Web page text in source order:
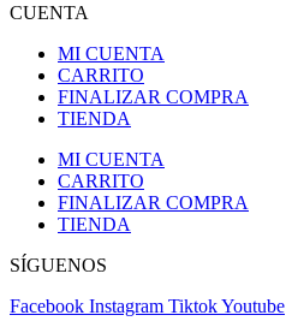
CUENTA
MI CUENTA
CARRITO
FINALIZAR COMPRA
TIENDA
MI CUENTA
CARRITO
FINALIZAR COMPRA
TIENDA
SÍGUENOS
Facebook Instagram TiktokYoutube